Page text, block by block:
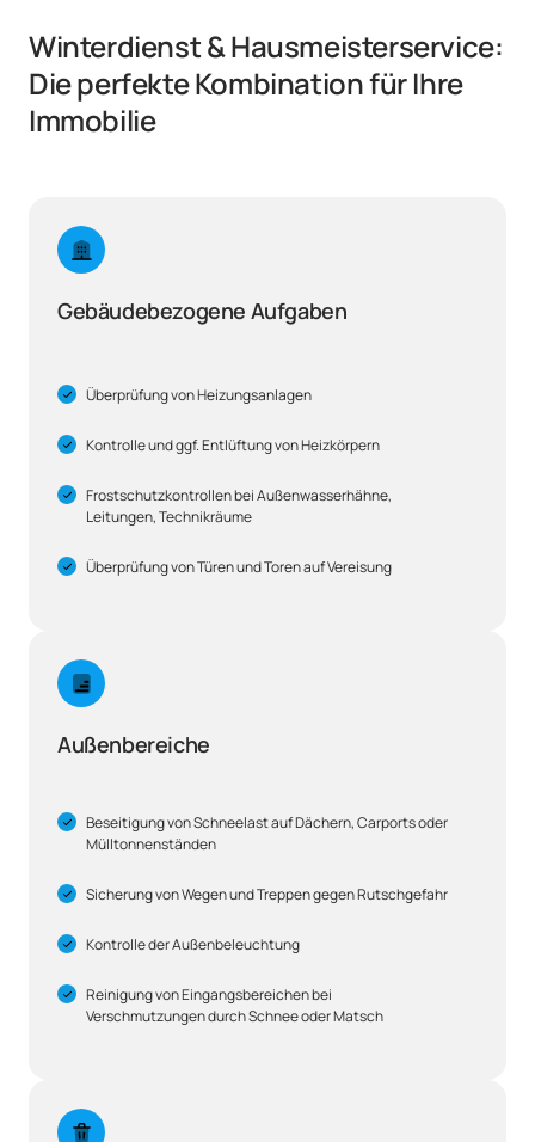
Winterdienst & Hausmeisterservice:
Die perfekte Kombination für Ihre
Immobilie
Gebäudebezogene Aufgaben
Überprüfung von Heizungsanlagen
Kontrolle und ggf. Entlüftung von Heizkörpern
Frostschutzkontrollen bei Außenwasserhähne,
Leitungen, Technikräume
Überprüfung von Türen und Toren auf Vereisung
Außenbereiche
Beseitigung von Schneelast auf Dächern, Carports oder
Mülltonnenständen
Sicherung von Wegen und Treppen gegen Rutschgefahr
Kontrolle der Außenbeleuchtung
Reinigung von Eingangsbereichen bei
Verschmutzungen durch Schnee oder Matsch